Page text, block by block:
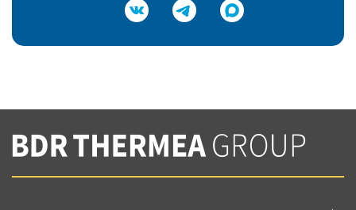
Подтвердить e-mail
Вы соглашаетесь с нашей политикой
конфеденциальности